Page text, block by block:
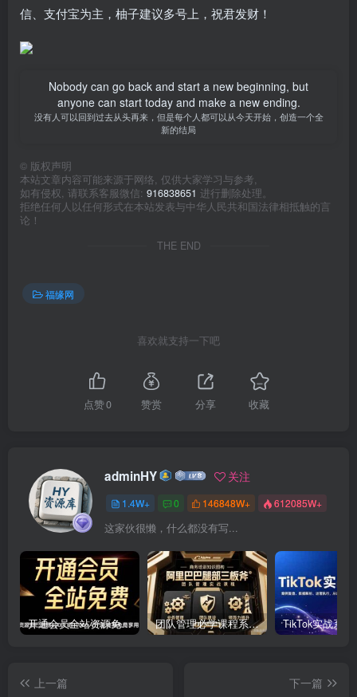
信、支付宝为主，柚子建议多号上，祝君发财！
Nobody can go back and start a new beginning, but
anyone can start today and make a new ending.
没有人可以回到过去从头再来，但是每个人都可以从今天开始，创造一个全
新的结局
© 版权声明
本站文章内容可能来源于网络, 仅供大家学习与参考,
如有侵权, 请联系客服微信: 916838651 进行删除处理。
拒绝任何人以任何形式在本站发表与中华人民共和国法律相抵触的言
论！
THE END
福缘网
喜欢就支持一下吧
点赞0 赞赏 分享 收藏
adminHY 关注
1.4W+ 0 146848W+ 612085W+
这家伙很懒，什么都没有写...
开通会员全站资源免费下载 开通VIP会员 HY资源库 团队管理必学课程系列，阿里巴巴“腿部三板斧”
上一篇
下一篇